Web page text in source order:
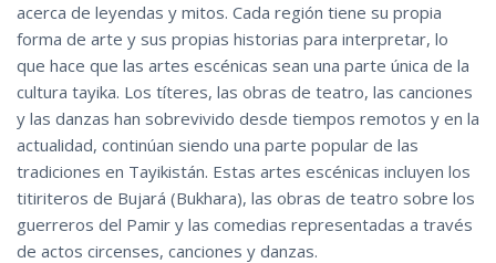
acerca de leyendas y mitos. Cada región tiene su propia
forma de arte y sus propias historias para interpretar, lo
que hace que las artes escénicas sean una parte única de la
cultura tayika. Los títeres, las obras de teatro, las canciones
y las danzas han sobrevivido desde tiempos remotos y en la
actualidad, continúan siendo una parte popular de las
tradiciones en Tayikistán. Estas artes escénicas incluyen los
titiriteros de Bujará (Bukhara), las obras de teatro sobre los
guerreros del Pamir y las comedias representadas a través
de actos circenses, canciones y danzas.